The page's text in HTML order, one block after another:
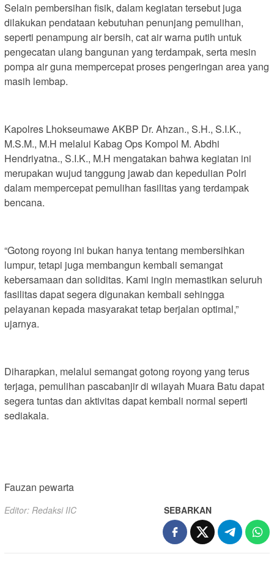
Selain pembersihan fisik, dalam kegiatan tersebut juga
dilakukan pendataan kebutuhan penunjang pemulihan,
seperti penampung air bersih, cat air warna putih untuk
pengecatan ulang bangunan yang terdampak, serta mesin
pompa air guna mempercepat proses pengeringan area yang
masih lembap.
Kapolres Lhokseumawe AKBP Dr. Ahzan., S.H., S.I.K.,
M.S.M., M.H melalui Kabag Ops Kompol M. Abdhi
Hendriyatna., S.I.K., M.H mengatakan bahwa kegiatan ini
merupakan wujud tanggung jawab dan kepedulian Polri
dalam mempercepat pemulihan fasilitas yang terdampak
bencana.
“Gotong royong ini bukan hanya tentang membersihkan
lumpur, tetapi juga membangun kembali semangat
kebersamaan dan soliditas. Kami ingin memastikan seluruh
fasilitas dapat segera digunakan kembali sehingga
pelayanan kepada masyarakat tetap berjalan optimal,”
ujarnya.
Diharapkan, melalui semangat gotong royong yang terus
terjaga, pemulihan pascabanjir di wilayah Muara Batu dapat
segera tuntas dan aktivitas dapat kembali normal seperti
sediakala.
Fauzan pewarta
Editor: Redaksi IIC SEBARKAN